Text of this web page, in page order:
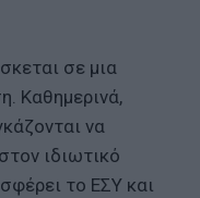
σε μια
Καθημερινά,
να
ιδιωτικό
το ΕΣΥ και